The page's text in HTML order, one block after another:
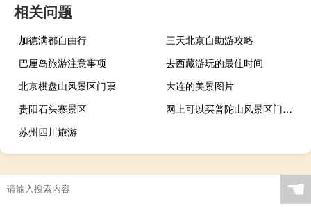
相关问题
加德满都自由行
三天北京自助游攻略
巴厘岛旅游注意事项
去西藏游玩的最佳时间
北京棋盘山风景区门票
大连的美景图片
贵阳石头寨景区
网上可以买普陀山风景区门票吗
苏州四川旅游
☚